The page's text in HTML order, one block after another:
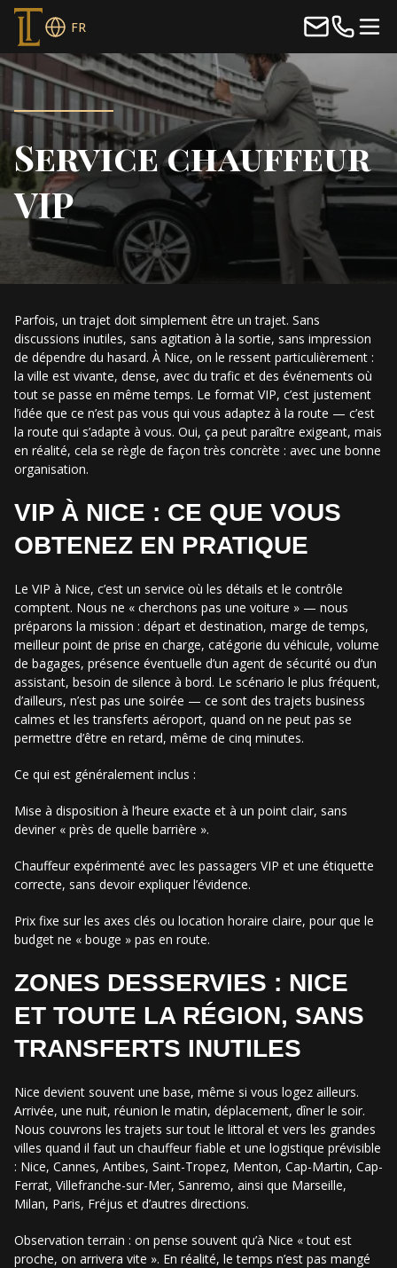
FR
Service chauffeur
VIP
Parfois, un trajet doit simplement être un trajet. Sans
discussions inutiles, sans agitation à la sortie, sans impression
de dépendre du hasard. À Nice, on le ressent particulièrement :
la ville est vivante, dense, avec du trafic et des événements où
tout se passe en même temps. Le format VIP, c’est justement
l’idée que ce n’est pas vous qui vous adaptez à la route — c’est
la route qui s’adapte à vous. Oui, ça peut paraître exigeant, mais
en réalité, cela se règle de façon très concrète : avec une bonne
organisation.
VIP À NICE : CE QUE VOUS
OBTENEZ EN PRATIQUE
Le VIP à Nice, c’est un service où les détails et le contrôle
comptent. Nous ne « cherchons pas une voiture » — nous
préparons la mission : départ et destination, marge de temps,
meilleur point de prise en charge, catégorie du véhicule, volume
de bagages, présence éventuelle d’un agent de sécurité ou d’un
assistant, besoin de silence à bord. Le scénario le plus fréquent,
d’ailleurs, n’est pas une soirée — ce sont des trajets business
calmes et les transferts aéroport, quand on ne peut pas se
permettre d’être en retard, même de cinq minutes.
Ce qui est généralement inclus :
Mise à disposition à l’heure exacte et à un point clair, sans
deviner « près de quelle barrière ».
Chauffeur expérimenté avec les passagers VIP et une étiquette
correcte, sans devoir expliquer l’évidence.
Prix fixe sur les axes clés ou location horaire claire, pour que le
budget ne « bouge » pas en route.
ZONES DESSERVIES : NICE
ET TOUTE LA RÉGION, SANS
TRANSFERTS INUTILES
Nice devient souvent une base, même si vous logez ailleurs.
Arrivée, une nuit, réunion le matin, déplacement, dîner le soir.
Nous couvrons les trajets sur tout le littoral et vers les grandes
villes quand il faut un chauffeur fiable et une logistique prévisible
: Nice, Cannes, Antibes, Saint-Tropez, Menton, Cap-Martin, Cap-
Ferrat, Villefranche-sur-Mer, Sanremo, ainsi que Marseille,
Milan, Paris, Fréjus et d’autres directions.
Observation terrain : on pense souvent qu’à Nice « tout est
proche, on arrivera vite ». En réalité, le temps n’est pas mangé